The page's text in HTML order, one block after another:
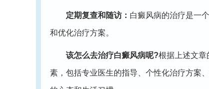
定期复查和随访： 白癜风病的治疗是一
和优化治疗方案。
该怎么去治疗白癜风病呢?根据上述文章
素，包括专业医生的指导、个性化治疗方案